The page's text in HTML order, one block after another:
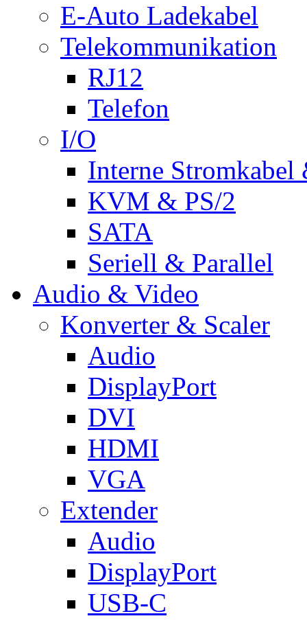
E-Auto Ladekabel
Telekommunikation
RJ12
Telefon
I/O
Interne Stromkabel
KVM & PS/2
SATA
Seriell & Parallel
Audio & Video
Konverter & Scaler
Audio
DisplayPort
DVI
HDMI
VGA
Extender
Audio
DisplayPort
USB-C